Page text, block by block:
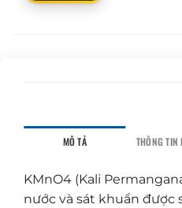
MÔ TẢ THÔNG TIN
KMnO4 (Kali
nước và sát khuẩn